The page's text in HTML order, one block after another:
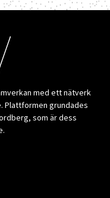
med ett nätverk
Plattformen grundades
som är dess